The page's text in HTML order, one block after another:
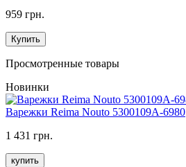
959 грн.
Купить
Просмотренные товары
Новинки
Варежки Reima Nouto 5300109A-6980
1 431 грн.
купить